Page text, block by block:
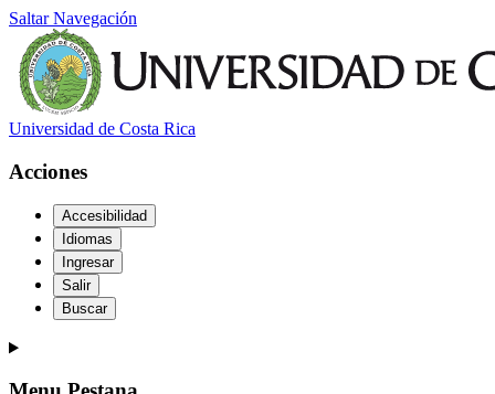
Saltar Navegación
Universidad de Costa Rica
Acciones
Accesibilidad
Idiomas
Ingresar
Salir
Buscar